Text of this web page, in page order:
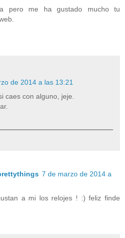
pero me ha gustado mucho tu
de 2014 a las 13:21
caes con alguno, jeje.
7 de marzo de 2014 a
a mi los relojes ! :) feliz finde